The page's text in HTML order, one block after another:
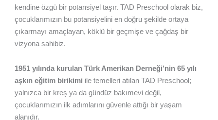
kendine özgü bir potansiyel taşır. TAD Preschool olarak biz,
çocuklarımızın bu potansiyelini en doğru şekilde ortaya
çıkarmayı amaçlayan, köklü bir geçmişe ve çağdaş bir
vizyona sahibiz.
1951 yılında kurulan Türk Amerikan Derneği’nin 65 yılı
aşkın eğitim birikimi ile temelleri atılan TAD Preschool;
yalnızca bir kreş ya da gündüz bakımevi değil,
çocuklarımızın ilk adımlarını güvenle attığı bir yaşam
alanıdır.